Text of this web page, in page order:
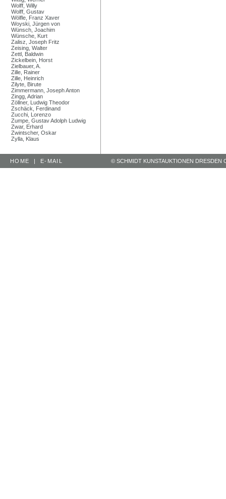
Wolff, Willy
Wolff, Gustav
Wölfle, Franz Xaver
Woyski, Jürgen von
Wünsch, Joachim
Wünsche, Kurt
Zalisz, Joseph Fritz
Zeising, Walter
Zettl, Baldwin
Zickelbein, Horst
Zielbauer, A.
Zille, Rainer
Zille, Heinrich
Zilyte, Birute
Zimmermann, Joseph Anton
Zingg, Adrian
Zöllner, Ludwig Theodor
Zschäck, Ferdinand
Zucchi, Lorenzo
Zumpe, Gustav Adolph Ludwig
Zwar, Erhard
Zwintscher, Oskar
Zylla, Klaus
HOME | E-MAIL © SCHMIDT KUNSTAUKTIONEN DRESDEN